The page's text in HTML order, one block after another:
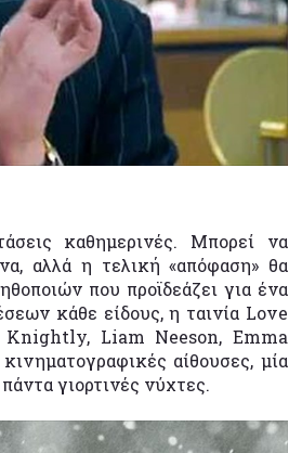
καθημερινές. Μπορεί να
αλλά η τελική «απόφαση» θα
που προϊδεάζει για ένα
κάθε είδους, η ταινία Love
Liam Neeson, Emma
αίθουσες, μία
γιορτινές νύχτες.